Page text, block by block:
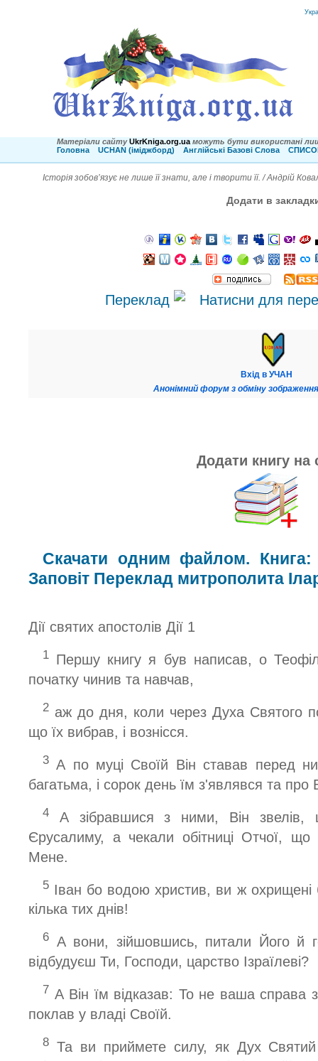
Матеріали сайту UkrKniga.org.ua можуть бути використані
Головна
UCHAN (іміджборд) Англійські Базові Слова
Історія зобов’язує не лише її знати, але і творити її. / Андрій
Додати в
Переклад
Вхід в УЧАН
Анонімний форум з обміну
Додати книгу на
Скачати одним файлом.
Заповіт Переклад митрополита
Дії святих апостолів Дiї 1
1 Першу книгу я був написав, о
початку чинив та навчав,
2 аж до дня, коли через Духа Святого
що їх вибрав, і вознісся.
3 А по муці Своїй Він ставав перед
багатьма, і сорок день їм з'являвся та
4 А зібравшися з ними, Він
Єрусалиму, а чекали обітниці Отчої,
Мене.
5 Іван бо водою христив, ви ж
кілька тих днів!
6 А вони, зійшовшись, питали Його й
відбудуєш Ти, Господи, царство Ізраїлеві?
7 А Він їм відказав: То не ваша справа
поклав у владі Своїй.
8 Та ви приймете силу, як Дух